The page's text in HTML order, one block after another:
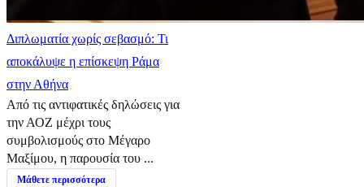
Διπλωματία χωρίς σεβασμό: Τι
αποκάλυψε η επίσκεψη Ράμα
στην Αθήνα
Από τις αντιφατικές δηλώσεις για
την ΑΟΖ μέχρι τους
συμβολισμούς στο Μέγαρο
Μαξίμου, η παρουσία του ...
Μάθετε περισσότερα